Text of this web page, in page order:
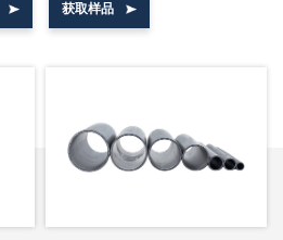
获取样品